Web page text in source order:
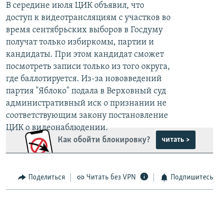
В середине июля ЦИК объявил, что
доступ к видеотрансляциям с участков во
время сентябрьских выборов в Госдуму
получат только избиркомы, партии и
кандидаты. При этом кандидат сможет
посмотреть записи только из того округа,
где баллотируется. Из-за нововведений
партия "Яблоко" подала в Верховный суд
административный иск о признании не
соответствующим закону постановление
ЦИК о видеонаблюдении.
Как обойти блокировку?
читать >
Поделиться Читать без VPN Подпишитесь